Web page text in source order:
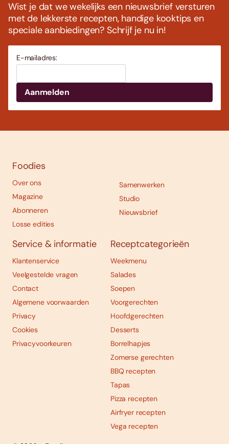
Wist je dat we wekelijks een nieuwsbrief versturen
met de lekkerste recepten, handige kooktips en
speciale aanbiedingen? Schrijf je nu in!
E-mailadres:
Foodies
Over ons
Magazine
Abonneren
Losse edities
Samenwerken
Studio
Nieuwsbrief
Service & informatie
Klantenservice
Veelgestelde vragen
Contact
Algemene voorwaarden
Privacy
Cookies
Privacyvoorkeuren
Receptcategorieën
Weekmenu
Salades
Soepen
Voorgerechten
Hoofdgerechten
Desserts
Borrelhapjes
Zomerse gerechten
BBQ recepten
Tapas
Pizza recepten
Airfryer recepten
Vega recepten